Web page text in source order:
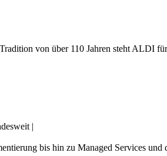
von über 110 Jahren steht ALDI
|
bis hin zu Managed Services und